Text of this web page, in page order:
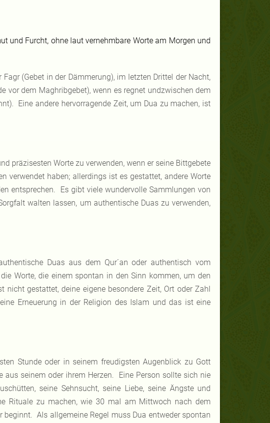
und Furcht, ohne laut vernehmbare Worte am Morgen und
(Gebet in der Dämmerung), im letzten Drittel der Nacht,
vor dem Maghribgebet), wenn es regnet undzwischen dem
Eine andere hervorragende Zeit, um Dua zu machen, ist
präzisesten Worte zu verwenden, wenn er seine Bittgebete
verwendet haben; allerdings ist es gestattet, andere Worte
entsprechen. Es gibt viele wundervolle Sammlungen von
walten lassen, um authentische Duas zu verwenden,
Duas aus dem Qur´an oder authentisch vom
Worte, die einem spontan in den Sinn kommen, um den
gestattet, deine eigene besondere Zeit, Ort oder Zahl
Erneuerung in der Religion des Islam und das ist eine
Stunde oder in seinem freudigsten Augenblick zu Gott
seinem oder ihrem Herzen. Eine Person sollte sich nie
seine Sehnsucht, seine Liebe, seine Ängste und
Rituale zu machen, wie 30 mal am Mittwoch nach dem
beginnt. Als allgemeine Regel muss Dua entweder spontan